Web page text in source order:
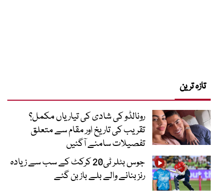
تازہ ترین
رونالڈو کی شادی کی تیاریاں مکمل؟
تقریب کی تاریخ اور مقام سے متعلق
تفصیلات سامنے آگئیں
جوس بٹلر ٹی20 کرکٹ کے سب سے زیادہ
رنز بنانے والے بلے باز بن گئے